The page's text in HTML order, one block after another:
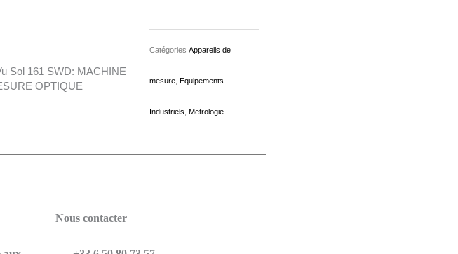
Sol 161 SWD: MACHINE
OPTIQUE
Catégories Appareils de
mesure, Equipements
Industriels Metrologie
Nous contacter